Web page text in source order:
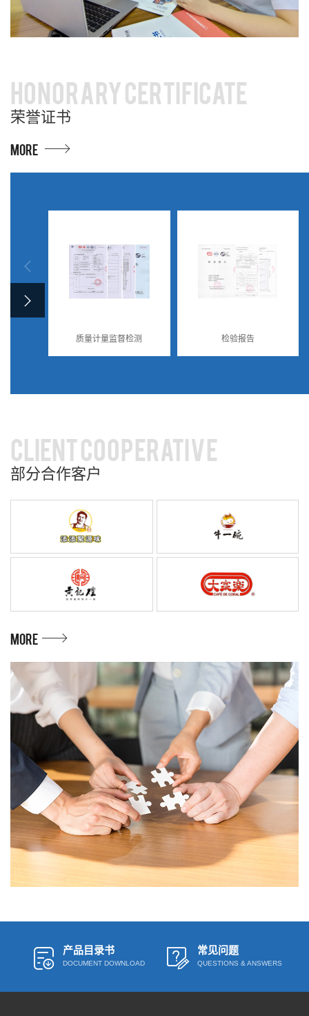
HONORARY CERTIFICATE
荣誉证书
MORE
质量计量监督检测 检验报告
CLIENT COOPERATIVE
部分合作客户
MORE
产品目录书
DOCUMENT DOWNLOAD
常见问题
QUESTIONS & ANSWERS